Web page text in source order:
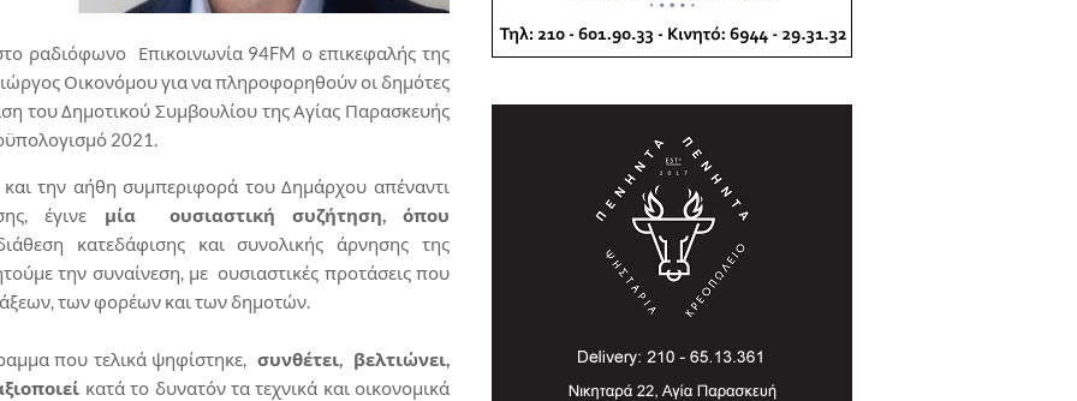
ραδιόφωνο Επικοινωνία 94FM ο επικεφαλής της
Οικονόμου για να πληροφορηθούν οι δημότες
του Δημοτικού Συμβουλίου της Αγίας Παρασκευής
2021.
και την αήθη συμπεριφορά του Δημάρχου απέναντι
έγινε μία ουσιαστική συζήτηση, όπου
κατεδάφισης και συνολικής άρνησης της
την συναίνεση, με ουσιαστικές προτάσεις που
των φορέων και των δημοτών.
που τελικά ψηφίστηκε, συνθέτει, βελτιώνει,
κατά το δυνατόν τα τεχνικά και οικονομικά